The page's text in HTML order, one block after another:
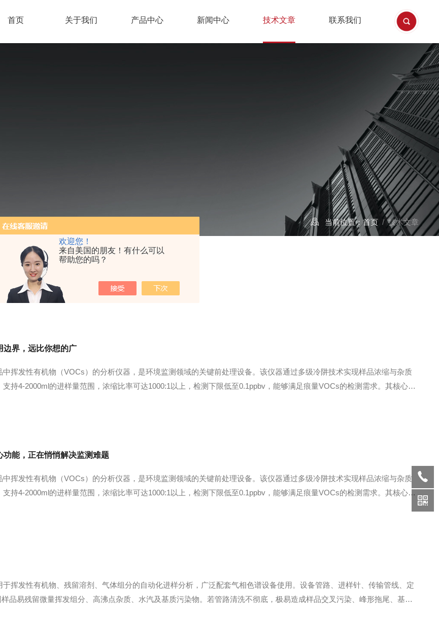
欢迎您！
来自美国的朋友！有什么可以
帮助您的吗？
首页 关于我们 产品中心 新闻中心 技术文章 联系我们
当前位置：首页/ 技术文章
边界，远比你想的广
挥发性有机物（VOCs）的分析仪器，是环境监测领域的关键前处理设备。该仪器通过多级冷阱技术实现样品浓缩与杂质
持4-2000ml的进样量范围，浓缩比率可达1000:1以上，检测下限低至0.1ppbv，能够满足痕量VOCs的检测需求。其核心原
能，正在悄悄解决监测难题
挥发性有机物（VOCs）的分析仪器，是环境监测领域的关键前处理设备。该仪器通过多级冷阱技术实现样品浓缩与杂质
持4-2000ml的进样量范围，浓缩比率可达1000:1以上，检测下限低至0.1ppbv，能够满足痕量VOCs的检测需求。其核心原
挥发性有机物、残留溶剂、气体组分的自动化进样分析，广泛配套气相色谱设备使用。设备管路、进样针、传输管线、定
品易残留微量挥发组分、高沸点杂质、水汽及基质污染物。若管路清洗不彻底，极易造成样品交叉污染、峰形拖尾、基线